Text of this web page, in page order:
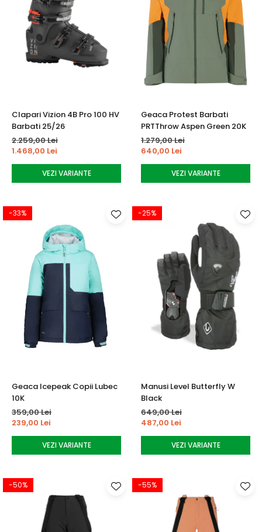
Clapari Vizion 4B Pro 100 HV
Barbati 25/26
2.259,00 Lei
1.468,00 Lei
VEZI VARIANTE
Geaca Protest Barbati
PRTThrow Aspen Green 20K
1.279,00 Lei
640,00 Lei
VEZI VARIANTE
-33%
Geaca Icepeak Copii Lubec
10K
359,00 Lei
239,00 Lei
VEZI VARIANTE
-25%
Manusi Level Butterfly W
Black
649,00 Lei
487,00 Lei
VEZI VARIANTE
-50% -55%